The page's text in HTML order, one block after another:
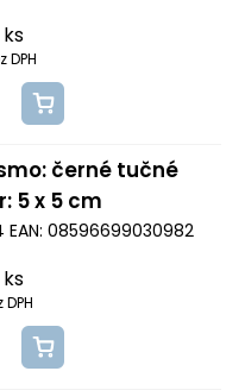
DPH
černé tučné
5 x 5 cm
EAN: 08596699030982
DPH